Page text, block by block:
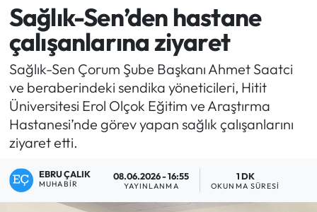
Sağlık-Sen’den hastane
çalışanlarına ziyaret
Sağlık-Sen Çorum Şube Başkanı Ahmet Saatci
ve beraberindeki sendika yöneticileri, Hitit
Üniversitesi Erol Olçok Eğitim ve Araştırma
Hastanesi’nde görev yapan sağlık çalışanlarını
ziyaret etti.
EBRU ÇALIK
MUHABIR
08.06.2026 - 16:55
YAYINLANMA
1 DK
OKUNMA SÜRESI
Bilgi - Keşfet Haberleri
Bilim ve Teknoloji
Boğazkale Haberleri
Çorum Haberleri
Dodurga Haberleri
Çorum Namaz Vakitleri
Çorum Trafik Yoğunluk Haritası
TFF 1.Lig Puan Durumu ve Fikstür
Tüm Manşetler
Haber Arşivi